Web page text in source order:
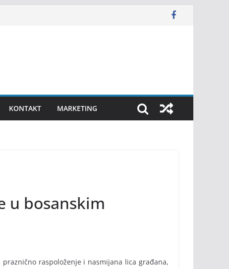
KONTAKT MARKETING
u bosanskim
raspoloženje i nasmijana lica građana,